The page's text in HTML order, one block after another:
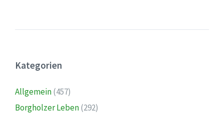
Beiträge
Kategorien
Allgemein(457)
Borgholzer Leben(292)